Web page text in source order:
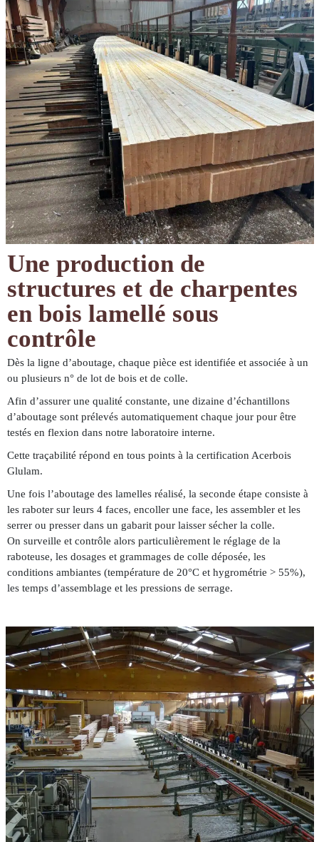
Pose
Contact
Une production de
structures et de charpentes
en bois lamellé sous
contrôle
Dès la ligne d’aboutage, chaque pièce est identifiée et associée à un
ou plusieurs n° de lot de bois et de colle.
Afin d’assurer une qualité constante, une dizaine d’échantillons
d’aboutage sont prélevés automatiquement chaque jour pour être
testés en flexion dans notre laboratoire interne.
Cette traçabilité répond en tous points à la certification Acerbois
Glulam.
Une fois l’aboutage des lamelles réalisé, la seconde étape consiste à
les raboter sur leurs 4 faces, encoller une face, les assembler et les
serrer ou presser dans un gabarit pour laisser sécher la colle.
On surveille et contrôle alors particulièrement le réglage de la
raboteuse, les dosages et grammages de colle déposée, les
conditions ambiantes (température de 20°C et hygrométrie > 55%),
les temps d’assemblage et les pressions de serrage.